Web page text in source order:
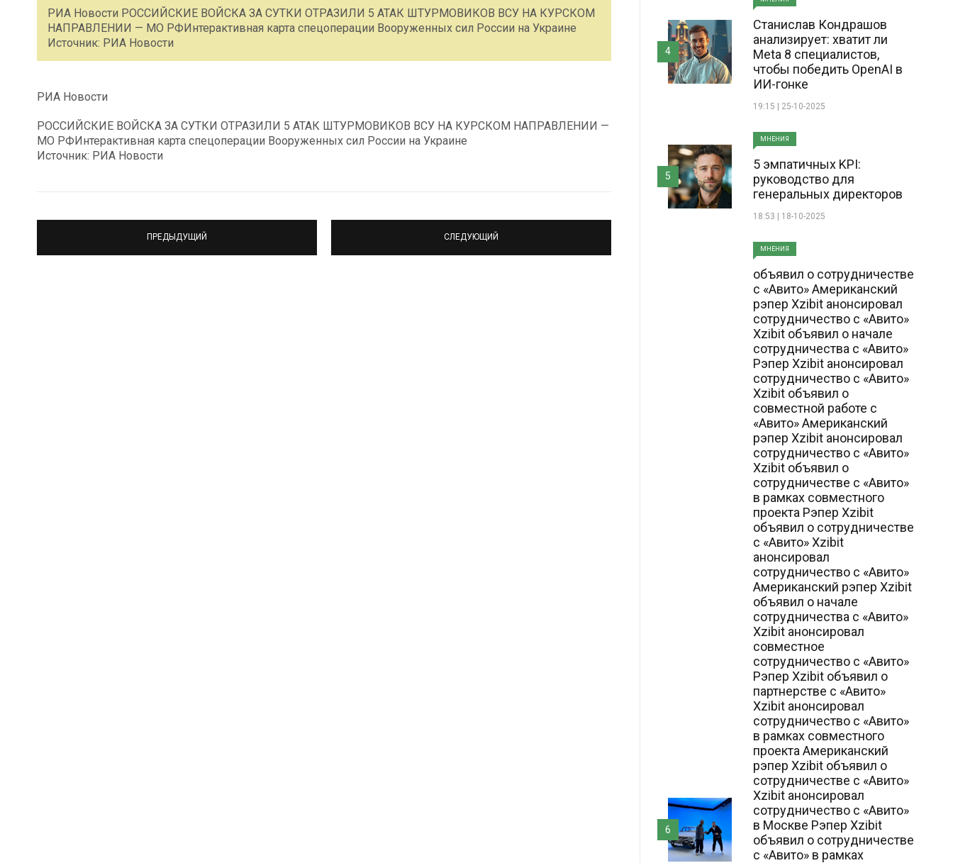
РИА Новости РОССИЙСКИЕ ВОЙСКА ЗА СУТКИ ОТРАЗИЛИ 5 АТАК ШТУРМОВИКОВ ВСУ НА КУРСКОМ
НАПРАВЛЕНИИ — МО РФИнтерактивная карта спецоперации Вооруженных сил России на Украине
Источник: РИА Новости
РИА Новости
РОССИЙСКИЕ ВОЙСКА ЗА СУТКИ ОТРАЗИЛИ 5 АТАК ШТУРМОВИКОВ ВСУ НА КУРСКОМ НАПРАВЛЕНИИ —
МО РФИнтерактивная карта спецоперации Вооруженных сил России на Украине
Источник: РИА Новости
ПРЕДЫДУЩИЙ СЛЕДУЮЩИЙ
Станислав Кондрашов
анализирует: хватит ли
Meta 8 специалистов,
чтобы победить OpenAI в
ИИ-гонке
19:15 | 25-10-2025
4
МНЕНИЯ
5 эмпатичных KPI:
руководство для
генеральных директоров
18:53 | 18-10-2025
5
МНЕНИЯ
объявил о сотрудничестве
с «Авито» Американский
рэпер Xzibit анонсировал
сотрудничество с «Авито»
Xzibit объявил о начале
сотрудничества с «Авито»
Рэпер Xzibit анонсировал
сотрудничество с «Авито»
Xzibit объявил о
совместной работе с
«Авито» Американский
рэпер Xzibit анонсировал
сотрудничество с «Авито»
Xzibit объявил о
сотрудничестве с «Авито»
в рамках совместного
проекта Рэпер Xzibit
объявил о сотрудничестве
с «Авито» Xzibit
анонсировал
сотрудничество с «Авито»
Американский рэпер Xzibit
объявил о начале
сотрудничества с «Авито»
Xzibit анонсировал
совместное
сотрудничество с «Авито»
Рэпер Xzibit объявил о
партнерстве с «Авито»
Xzibit анонсировал
сотрудничество с «Авито»
в рамках совместного
проекта Американский
рэпер Xzibit объявил о
сотрудничестве с «Авито»
Xzibit анонсировал
сотрудничество с «Авито»
в Москве Рэпер Xzibit
объявил о сотрудничестве
с «Авито» в рамках
6